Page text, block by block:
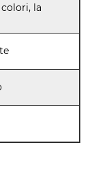
la